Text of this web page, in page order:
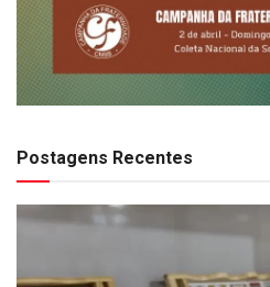
Postagens Recentes